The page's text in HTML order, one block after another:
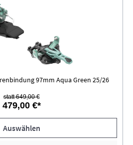
97mm Aqua Green 25/26
statt 649,00 €
479,00 €*
Auswählen